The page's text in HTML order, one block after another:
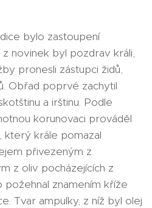
bylo zastoupení
novinek byl pozdrav králi,
pronesli zástupci židů,
Obřad poprvé zachytil
a irštinu. Podle
korunovaci prováděl
který krále pomazal
přivezeným z
z oliv pocházejících z
znamením kříže
Tvar ampulky, z níž byl olej